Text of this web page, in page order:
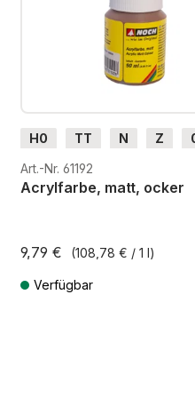
H0 TT N Z
G
H0m
Art.-Nr. 61192
Acrylfarbe, matt, ocker
9,79 € (108,78 € / 1 l)
Verfügbar